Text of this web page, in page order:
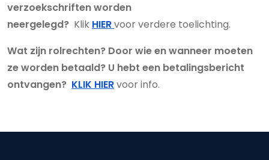
verzoekschriften worden
neergelegd? Klik HIERvoor verdere toelichting.
Wat zijn rolrechten? Door wie en wanneer moeten
ze worden betaald? U hebt een betalingsbericht
ontvangen? KLIK HIERvoor info.